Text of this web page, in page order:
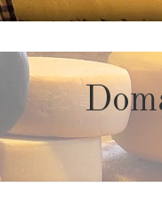
to
content